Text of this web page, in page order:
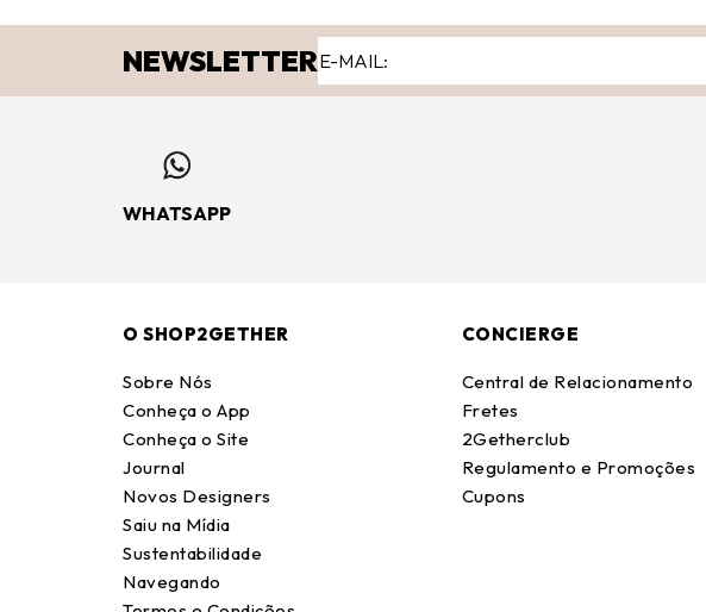
NEWSLETTER
WHATSAPP
O SHOP2GETHER
Sobre Nós
Conheça o App
Conheça o Site
Journal
Novos Designers
Saiu na Mídia
Sustentabilidade
Navegando
CONCIERGE
Central de Relacionamento
Fretes
2Getherclub
Regulamento e Promoções
Cupons